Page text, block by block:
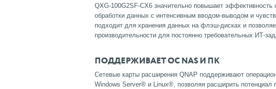
QXG-100G2SF-CX6 значительно повышает
обработки данных с интенсивным вводом-выводом и
подходит для хранения данных на флэш-дисках и
производительности для постоянно требовательных ИТ-
ПОДДЕРЖИВАЕТ ОС NAS И ПК
Сетевые карты расширения QNAP поддерживают
Windows Server® и Linux®, позволяя расширить потенциал